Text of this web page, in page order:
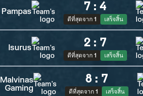
Pampas 7 : 4
ดีที่สุดจาก 1 เสร็จสิ้น
Isurus 2 : 7
ดีที่สุดจาก 1 เสร็จสิ้น
Malvinas
Gaming
8 : 7
ดีที่สุดจาก 1 เสร็จสิ้น